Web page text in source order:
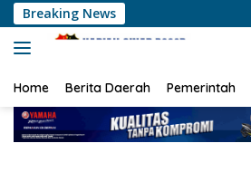
Langsung
ke
konten
Breaking News
Home Berita Daerah Pemerintah